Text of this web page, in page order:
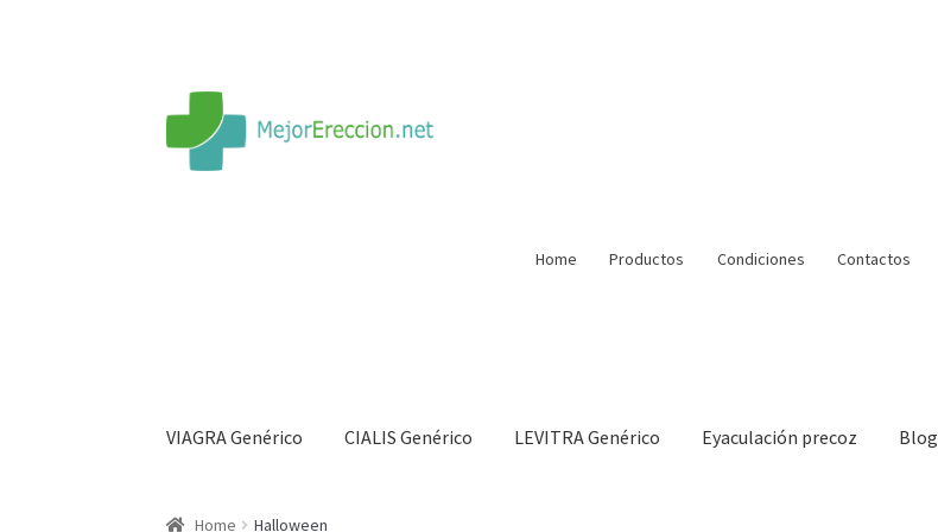
Home Productos Condiciones Contactos
VIAGRA Genérico CIALIS Genérico LEVITRA Genérico Eyaculación precoz Blog
Inicio Rueda de la fortuna
Home Halloween